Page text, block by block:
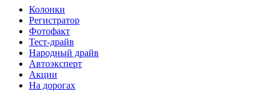
Колонки
Регистратор
Фотофакт
Тест-драйв
Народный драйв
Автоэксперт
Акции
На дорогах